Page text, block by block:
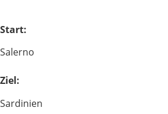
Start:
Salerno
Ziel:
Sardinien